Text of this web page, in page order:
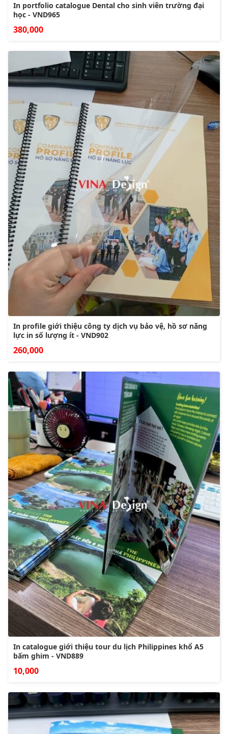
In portfolio catalogue Dental cho sinh viên trường đại
học - VND965
380,000
In profile giới thiệu công ty dịch vụ bảo vệ, hồ sơ năng
lực in số lượng ít - VND902
260,000
In catalogue giới thiệu tour du lịch Philippines khổ A5
bấm ghim - VND889
10,000